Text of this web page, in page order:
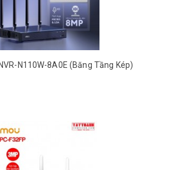
trợ đàm thoại 2 chiều
– Hỗ trợ các tính năng
thông minh như phát hiện
con người, phát hiện
chuyển động, Theo dõi đối
– Hỗ trợ 4G các nhà mạng
N110W-8A0E (Băng Tầng Kép)